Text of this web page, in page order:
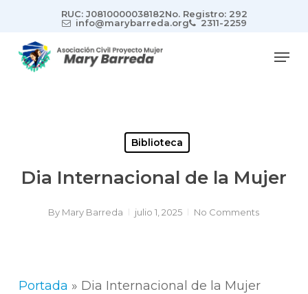
main
content
RUC: J0810000038182No. Registro: 292
info@marybarreda.org
2311-2259
Biblioteca
Dia Internacional de la Mujer
By Mary Barreda julio 1, 2025 No Comments
Portada » Dia Internacional de la Mujer